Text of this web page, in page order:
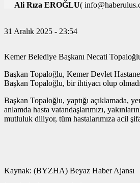
Ali Rıza EROĞLU(
31 Aralık 2025 - 23:54
Kemer Belediye Başkanı Necati
Başkan Topaloğlu, Kemer Devlet
Başkan Topaloğlu, bir ihtiyacı olup
Başkan Topaloğlu, yaptığı açıklamada,
anlamda hasta vatandaşlarımızı,
mutluluk diliyor, tüm hastalarımıza acil
Kaynak: (BYZHA) Beyaz Haber Ajansı